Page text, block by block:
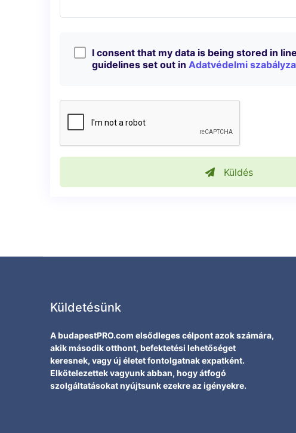
I consent that my data is being stored in
guidelines set out in Adatvédelmi
Küldés
Küldetésünk
A budapestPRO.com elsődleges célpont azok számára,
akik második otthont, befektetési lehetőséget
keresnek, vagy új életet fontolgatnak expatként.
Elkötelezettek vagyunk abban, hogy átfogó
szolgáltatásokat nyújtsunk ezekre az igényekre.